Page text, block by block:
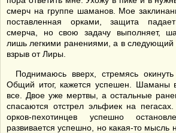
смерч на группе шаманов. Мое
поставленная орками, защита
смерча, но свою задачу выполняет,
лишь легкими ранениями, а в следующий
взрыв от Лиры.
Поднимаюсь вверх, стремясь
Общий итог, кажется успешен.
все. Двое уже мертвы, а остальные
спасаются отстрел эльфиек на
орков-пехотинцев успешно
развивается успешно, но какая-то мысль